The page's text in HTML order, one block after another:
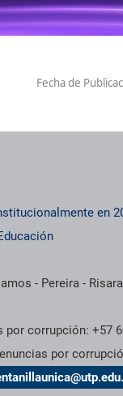
Fecha de
en
- Pereira -
corrupción: +57
por